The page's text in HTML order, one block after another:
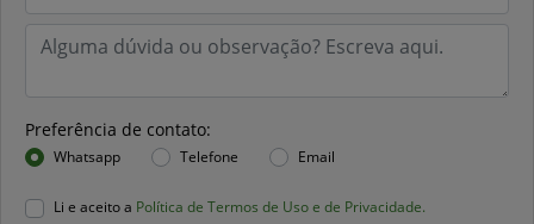
Preferência de contato:
Whatsapp Telefone Email
Li e aceito a Política de Termos de Uso e de Privacidade.